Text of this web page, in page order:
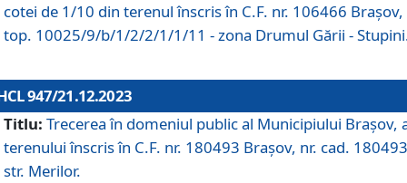
cotei de 1/10 din terenul înscris în C.F. nr. 106466 Brașov,
top. 10025/9/b/1/2/2/1/1/11 - zona Drumul Gării -
947/21.12.2023
Titlu: Trecerea în domeniul public al Municipiului Braşov,
terenului înscris în C.F. nr. 180493 Brașov, nr. cad.
str. Merilor.